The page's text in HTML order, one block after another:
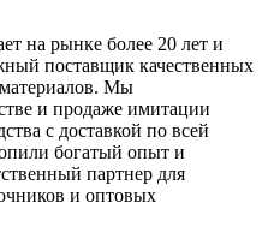
на рынке более 20 лет и
поставщик качественных
Мы
и продаже имитации
с доставкой по всей
богатый опыт и
партнер для
и оптовых